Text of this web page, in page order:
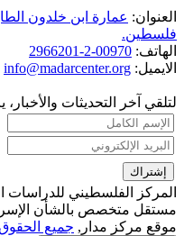
العنوان: عمارة ابن خلدون
فلسطين.
الهاتف: 00970-2-2966201
الايميل: info@madarcenter.org
لتلقي آخر التحديثات والأخبار،
المركز الفلسطيني للدراسات
مستقل متخصص بالشأن
موقع مركز مدار, جميع